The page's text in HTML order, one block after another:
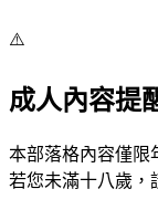
⚠️
成人內容提
本部落格內容僅限
若您未滿十八歲，